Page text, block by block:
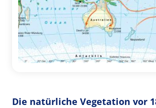
Die natürliche Vegetation vor